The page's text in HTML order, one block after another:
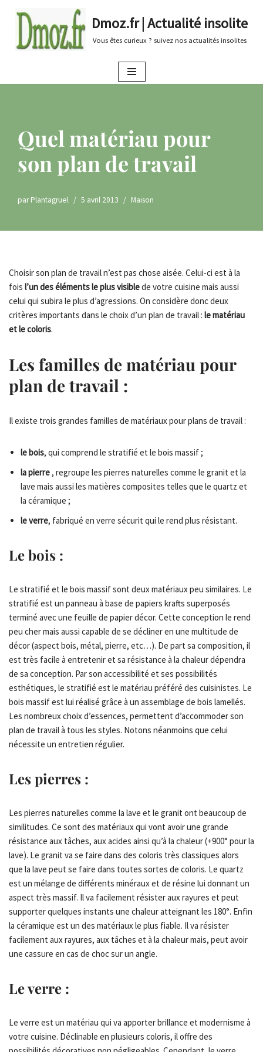
au
Dmoz.fr | Actualité insolite
Vous êtes curieux ? suivez nos actualités insolites
Quel matériau pour
son plan de travail
parPlantagruel 5 avril 2013 Maison
Choisir son plan de travail n’est pas chose aisée. Celui-ci est à la
fois l’un des éléments le plus visiblede votre cuisine mais aussi
celui qui subira le plus d’agressions. On considère donc deux
critères importants dans le choix d’un plan de travail : le matériau
et le coloris.
Les familles de matériau pour
plan de travail :
Il existe trois grandes familles de matériaux pour plans de travail :
le bois, qui comprend le stratifié et le bois massif ;
la pierre , regroupe les pierres naturelles comme le granit et la
lave mais aussi les matières composites telles que le quartz et
la céramique ;
le verre, fabriqué en verre sécurit qui le rend plus résistant.
Le bois :
Le stratifié et le bois massif sont deux matériaux peu similaires. Le
stratifié est un panneau à base de papiers krafts superposés
terminé avec une feuille de papier décor. Cette conception le rend
peu cher mais aussi capable de se décliner en une multitude de
décor (aspect bois, métal, pierre, etc…). De part sa composition, il
est très facile à entretenir et sa résistance à la chaleur dépendra
de sa conception. Par son accessibilité et ses possibilités
esthétiques, le stratifié est le matériau préféré des cuisinistes. Le
bois massif est lui réalisé grâce à un assemblage de bois lamellés.
Les nombreux choix d’essences, permettent d’accommoder son
plan de travail à tous les styles. Notons néanmoins que celui
nécessite un entretien régulier.
Les pierres :
Les pierres naturelles comme la lave et le granit ont beaucoup de
similitudes. Ce sont des matériaux qui vont avoir une grande
résistance aux tâches, aux acides ainsi qu’à la chaleur (+900° pour la
lave). Le granit va se faire dans des coloris très classiques alors
que la lave peut se faire dans toutes sortes de coloris. Le quartz
est un mélange de différents minéraux et de résine lui donnant un
aspect très massif. Il va facilement résister aux rayures et peut
supporter quelques instants une chaleur atteignant les 180°. Enfin
la céramique est un des matériaux le plus fiable. Il va résister
facilement aux rayures, aux tâches et à la chaleur mais, peut avoir
une cassure en cas de choc sur un angle.
Le verre :
Le verre est un matériau qui va apporter brillance et modernisme à
votre cuisine. Déclinable en plusieurs coloris, il offre des